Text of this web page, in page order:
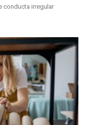
conducta irregular